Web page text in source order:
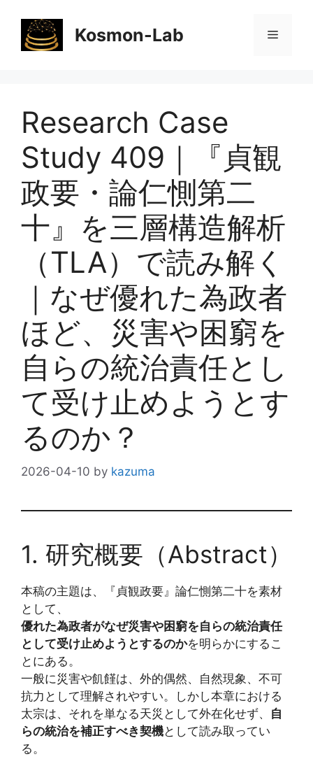
Kosmon-Lab メ
Research Case
Study 409｜『貞観
政要・論仁惻第二
十』を三層構造解析
（TLA）で読み解く
｜なぜ優れた為政者
ほど、災害や困窮を
自らの統治責任とし
て受け止めようとす
るのか？
2026-04-10 by kazuma
1. 研究概要（Abstract）
本稿の主題は、『貞観政要』論仁惻第二十を素材
として、
優れた為政者がなぜ災害や困窮を自らの統治責任
として受け止めようとするのかを明らかにするこ
とにある。
一般に災害や飢饉は、外的偶然、自然現象、不可
抗力として理解されやすい。しかし本章における
太宗は、それを単なる天災として外在化せず、 自
らの統治を補正すべき契機として読み取ってい
る。